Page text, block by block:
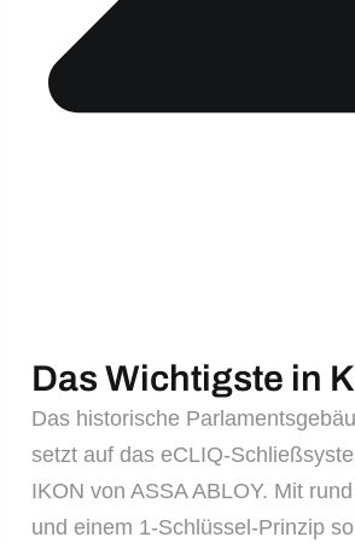
Das Wichtigste in
Das historische
setzt auf das eCLIQ-
IKON von ASSA ABLOY. Mit
und einem 1-Schlüssel-Prinzip